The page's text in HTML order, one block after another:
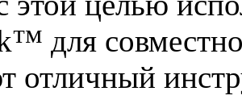
для
отличный